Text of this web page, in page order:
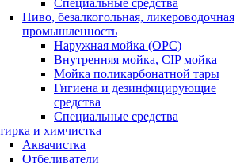
Специальные средства
Пиво, безалкогольная, ликероводочная
промышленность
Наружная мойка (ОРС)
Внутренняя мойка, CIP мойка
Мойка поликарбонатной тары
Гигиена и дезинфицирующие
средства
Специальные средства
и химчистка
Аквачистка
Отбеливатели